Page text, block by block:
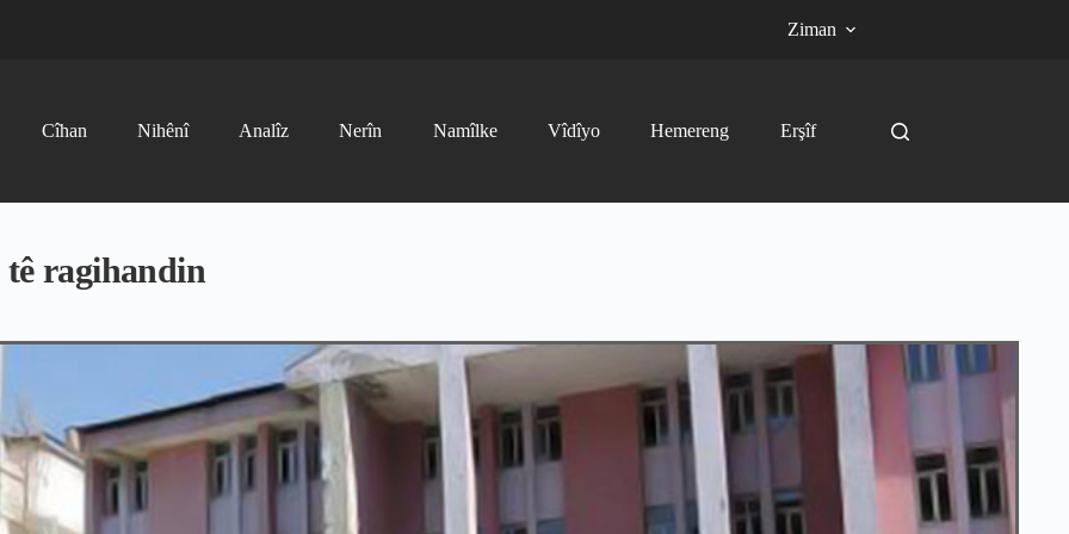
Ziman
Cîhan Nihênî Analîz Nerîn Namîlke Vîdîyo Hemereng Erşîf
tê ragihandin